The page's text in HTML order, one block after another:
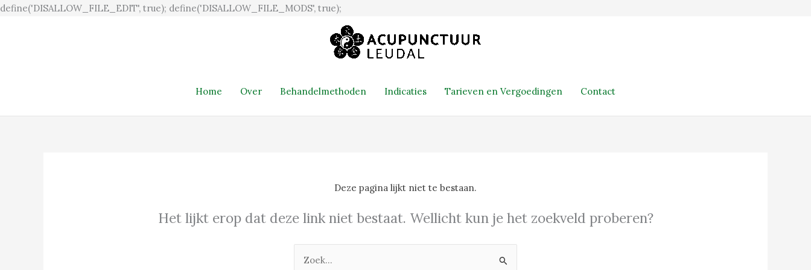
define('DISALLOW_FILE_EDIT', true); define('DISALLOW_FILE_MODS', true);
naar
de
inhoud
Home Over Behandelmethoden Indicaties Tarieven en Vergoedingen Contact
Deze pagina lijkt niet te bestaan.
Het lijkt erop dat deze link niet bestaat. Wellicht kun je het zoekveld proberen?
Zoek